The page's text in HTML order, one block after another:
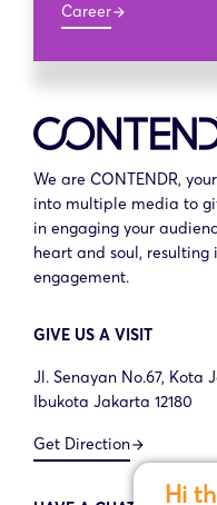
Careerarrow_forward
Hi
We are CONTENDR,
into multiple media to
in engaging your
heart and soul,
engagement.
GIVE US A VISIT
Jl. Senayan No.67, Kota
Ibukota Jakarta 12180
Get Directionarrow_forward